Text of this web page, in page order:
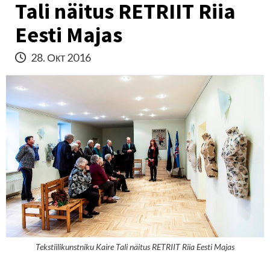
Tali näitus RETRIIT Riia
Eesti Majas
28. Окт 2016
Tekstiilikunstniku Kaire Tali näitus RETRIIT Riia Eesti Majas